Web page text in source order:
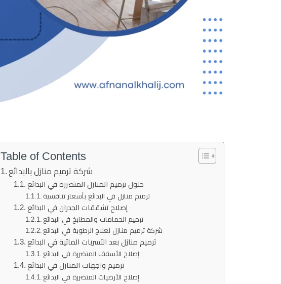
Table of Contents
شركة ترميم منازل بالبدائع
حلول ترميم المنازل المتضررة في البدائع
ترميم منازل في البدائع بأسعار تنافسية
إصلاح تشققات الجدران في البدائع
ترميم الحمامات والمطابخ في البدائع
شركة ترميم منازل لعلاج الرطوبة في البدائع
ترميم منازل بعد التسربات المائية في البدائع
إصلاح الأسقف المتضررة في البدائع
ترميم واجهات المنازل في البدائع
إصلاح الأرضيات المتضررة في البدائع